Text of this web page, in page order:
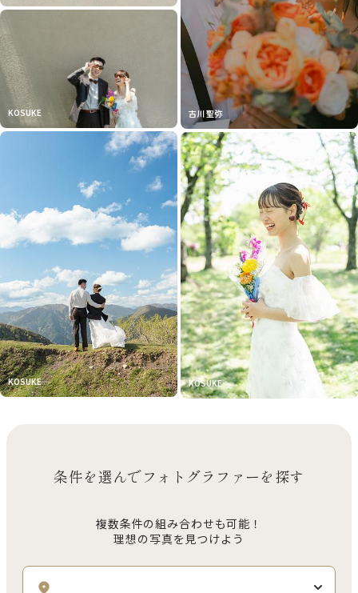
KOSUKE
KOSUKE
古川 聖弥
KOSUKE
条件を選んでフォトグラファーを探す
複数条件の組み合わせも可能！
理想の写真を見つけよう